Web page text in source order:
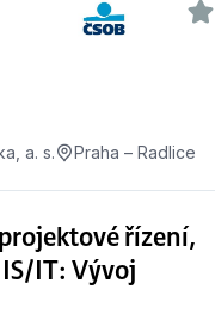
a. s.
Praha – Radlice
řízení,
IT: Vývoj